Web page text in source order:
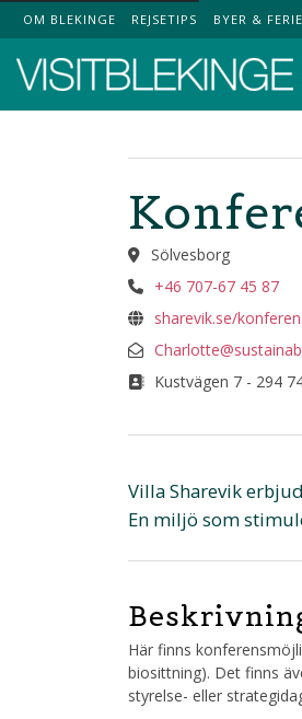
Top Menu
OM BLEKINGE REJSETIPS BYER &
Sölvesborg
+46 707-67 45 87
sharevik.se/
Kustvägen 7 - 294
Villa Sharevik
En miljö som
Här finns
biosittning). Det finns
styrelse- eller